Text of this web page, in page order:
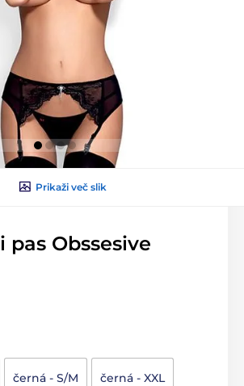
Prikaži več slik
pas Obssesive
černá - S/M černá - XXL